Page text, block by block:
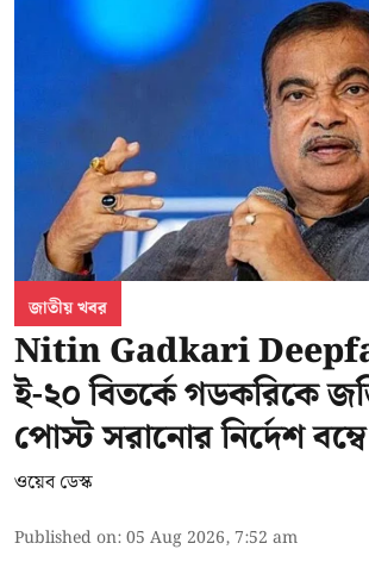
জাতীয় খবর
Nitin Gadkari
ই-২০ বিতর্কে গডকরিকে
পোস্ট সরানোর নির্দেশ
ওয়েব ডেস্ক
Published on:05 Aug 2026, 7:52 am